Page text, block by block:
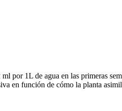
por 1L de agua en las primeras
en función de cómo la planta